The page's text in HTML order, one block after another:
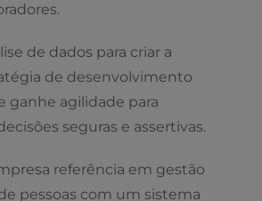
de dados para criar a
de desenvolvimento
ganhe agilidade para
seguras e assertivas.
referência em gestão
pessoas com um sistema